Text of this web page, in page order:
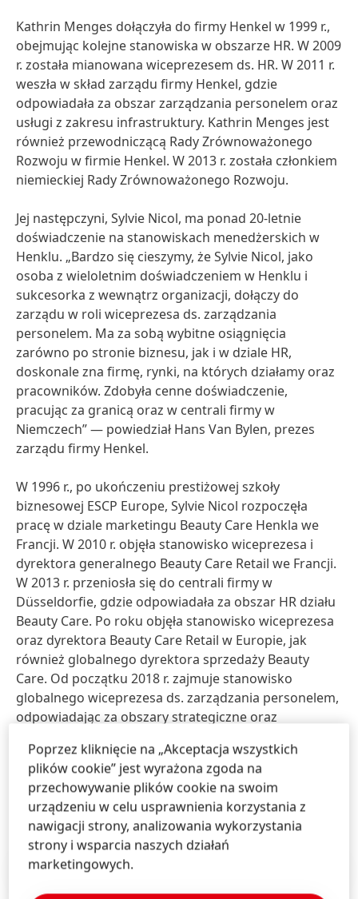
Kathrin Menges dołączyła do firmy Henkel w 1999 r.,
obejmując kolejne stanowiska w obszarze HR. W 2009
r. została mianowana wiceprezesem ds. HR. W 2011 r.
weszła w skład zarządu firmy Henkel, gdzie
odpowiadała za obszar zarządzania personelem oraz
usługi z zakresu infrastruktury. Kathrin Menges jest
również przewodniczącą Rady Zrównoważonego
Rozwoju w firmie Henkel. W 2013 r. została członkiem
niemieckiej Rady Zrównoważonego Rozwoju.
Jej następczyni, Sylvie Nicol, ma ponad 20-letnie
doświadczenie na stanowiskach menedżerskich w
Henklu. „Bardzo się cieszymy, że Sylvie Nicol, jako
osoba z wieloletnim doświadczeniem w Henklu i
sukcesorka z wewnątrz organizacji, dołączy do
zarządu w roli wiceprezesa ds. zarządzania
personelem. Ma za sobą wybitne osiągnięcia
zarówno po stronie biznesu, jak i w dziale HR,
doskonale zna firmę, rynki, na których działamy oraz
pracowników. Zdobyła cenne doświadczenie,
pracując za granicą oraz w centrali firmy w
Niemczech” — powiedział Hans Van Bylen, prezes
zarządu firmy Henkel.
W 1996 r., po ukończeniu prestiżowej szkoły
biznesowej ESCP Europe, Sylvie Nicol rozpoczęła
pracę w dziale marketingu Beauty Care Henkla we
Francji. W 2010 r. objęła stanowisko wiceprezesa i
dyrektora generalnego Beauty Care Retail we Francji.
W 2013 r. przeniosła się do centrali firmy w
Düsseldorfie, gdzie odpowiadała za obszar HR działu
Beauty Care. Po roku objęła stanowisko wiceprezesa
oraz dyrektora Beauty Care Retail w Europie, jak
również globalnego dyrektora sprzedaży Beauty
Care. Od początku 2018 r. zajmuje stanowisko
globalnego wiceprezesa ds. zarządzania personelem,
odpowiadając za obszary strategiczne oraz
Sylvie Nicol urodziła się we Francji. Jest mężatką, ma
trzech synów i mieszka z rodziną w Düsseldorfie.
Informacje prasowe
Poprzez kliknięcie na „Akceptacja wszystkich
plików cookie” jest wyrażona zgoda na
przechowywanie plików cookie na swoim
urządzeniu w celu usprawnienia korzystania z
nawigacji strony, analizowania wykorzystania
strony i wsparcia naszych działań
marketingowych.